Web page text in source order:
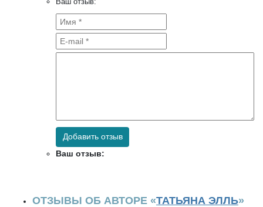
Добавить отзыв
Ваш отзыв:
ОТЗЫВЫ ОБ АВТОРЕ «ТАТЬЯНА ЭЛЛЬ»